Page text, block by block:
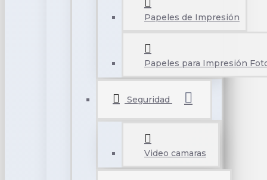
Papeles de Impresión
Papeles para Impresión
Seguridad
Video camaras